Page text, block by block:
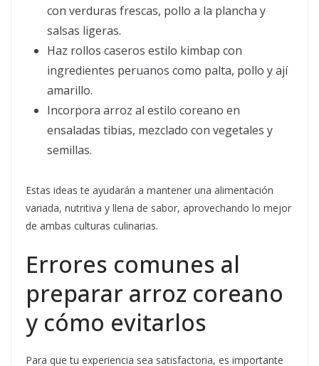
con verduras frescas, pollo a la plancha y
salsas ligeras.
Haz rollos caseros estilo kimbap con
ingredientes peruanos como palta, pollo y ají
amarillo.
Incorpora arroz al estilo coreano en
ensaladas tibias, mezclado con vegetales y
semillas.
Estas ideas te ayudarán a mantener una alimentación
variada, nutritiva y llena de sabor, aprovechando lo mejor
de ambas culturas culinarias.
Errores comunes al
preparar arroz coreano
y cómo evitarlos
Para que tu experiencia sea satisfactoria, es importante